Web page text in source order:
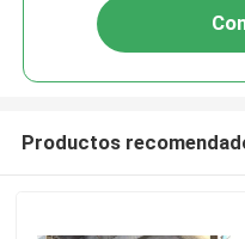
Productos